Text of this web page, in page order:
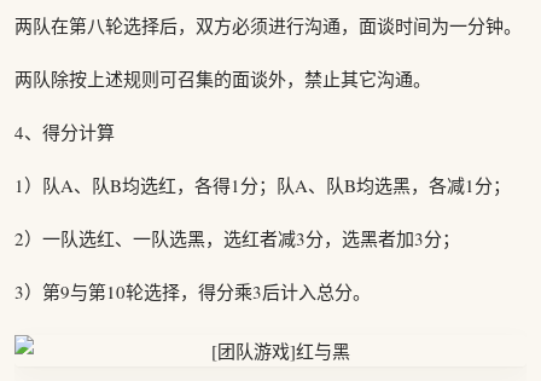
两队在第八轮选择后，双方必须进行沟通，面谈时间为一分钟。
两队除按上述规则可召集的面谈外，禁止其它沟通。
4、得分计算
1）队A、队B均选红，各得1分；队A、队B均选黑，各减1分；
2）一队选红、一队选黑，选红者减3分，选黑者加3分；
3）第9与第10轮选择，得分乘3后计入总分。